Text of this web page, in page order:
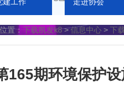
建工作 走进协会
置： 下载凯发k8>信息中心 > 下
165期环境保护